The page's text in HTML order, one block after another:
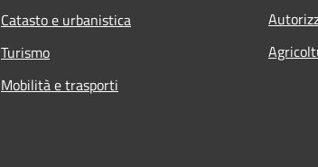
Catasto e urbanistica
Turismo
Mobilità e trasporti